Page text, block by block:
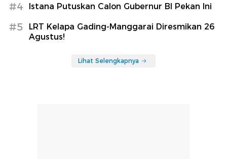
#4 Istana Putuskan Calon Gubernur BI Pekan Ini
#5
LRT Kelapa Gading-Manggarai Diresmikan 26
Agustus!
Lihat Selengkapnya